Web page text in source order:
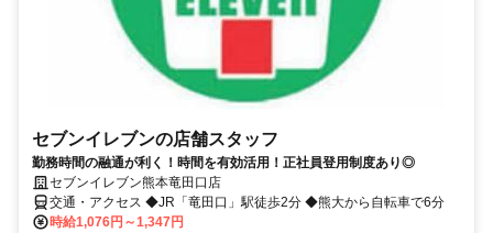
セブンイレブンの店舗スタッフ
勤務時間の融通が利く！時間を有効活用！正社員登用制度あり◎
セブンイレブン熊本竜田口店
交通・アクセス ◆JR「竜田口」駅徒歩2分 ◆熊大から自転車で6分
時給1,076円～1,347円